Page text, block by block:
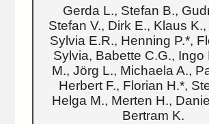
Gerda L., Stefan B.,
Stefan V., Dirk E., Klaus
Sylvia E.R., Henning P.*,
Sylvia, Babette C.G., Ingo
M., Jörg L., Michaela A.,
Herbert F., Florian H.*,
Helga M., Merten H.,
Bertram K.